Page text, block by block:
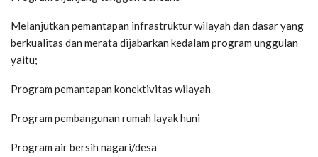
Melanjutkan pemantapan infrastruktur wilayah dan dasar yang
berkualitas dan merata dijabarkan kedalam program unggulan
yaitu;
Program pemantapan konektivitas wilayah
Program pembangunan rumah layak huni
Program air bersih nagari/desa